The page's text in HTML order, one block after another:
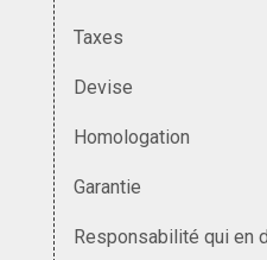
Taxes
Devise
Homologation
Garantie
Responsabilité qui en